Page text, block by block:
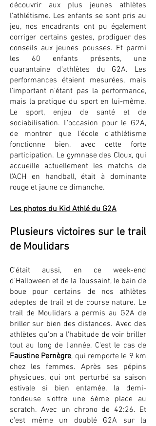
découvrir aux plus jeunes athlètes
l'athlétisme. Les enfants se sont pris au
jeu, nos encadrants ont pu également
corriger certains gestes, prodiguer des
conseils aux jeunes pousses. Et parmi
les 60 enfants présents, une
quarantaine d'athlètes du G2A. Les
performances étaient mesurées, mais
l'important n'étant pas la performance,
mais la pratique du sport en lui-même.
Le sport, enjeu de santé et de
sociabilisation. L'occasion pour le G2A,
de montrer que l'école d'athlétisme
fonctionne bien, avec cette forte
participation. Le gymnase des Cloux, qui
accueille actuellement les matchs de
l'ACH en handball, était à dominante
rouge et jaune ce dimanche.
Les photos du Kid Athlé du G2A
Plusieurs victoires sur le trail
de Moulidars
C'était aussi, en ce week-end
d'Halloween et de la Toussaint, le bain de
boue pour certains de nos athlètes
adeptes de trail et de course nature. Le
trail de Moulidars a permis au G2A de
briller sur bien des distances. Avec des
athlètes qu'on a l'habitude de voir briller
tout au long de l'année. C'est le cas de
Faustine Pernègre, qui remporte le 9 km
chez les femmes. Après ses pépins
physiques, qui ont perturbé sa saison
estivale si bien entamée, la demi-
fondeuse s'offre une 6ème place au
scratch. Avec un chrono de 42:26. Et
c'est même un doublé G2A sur la